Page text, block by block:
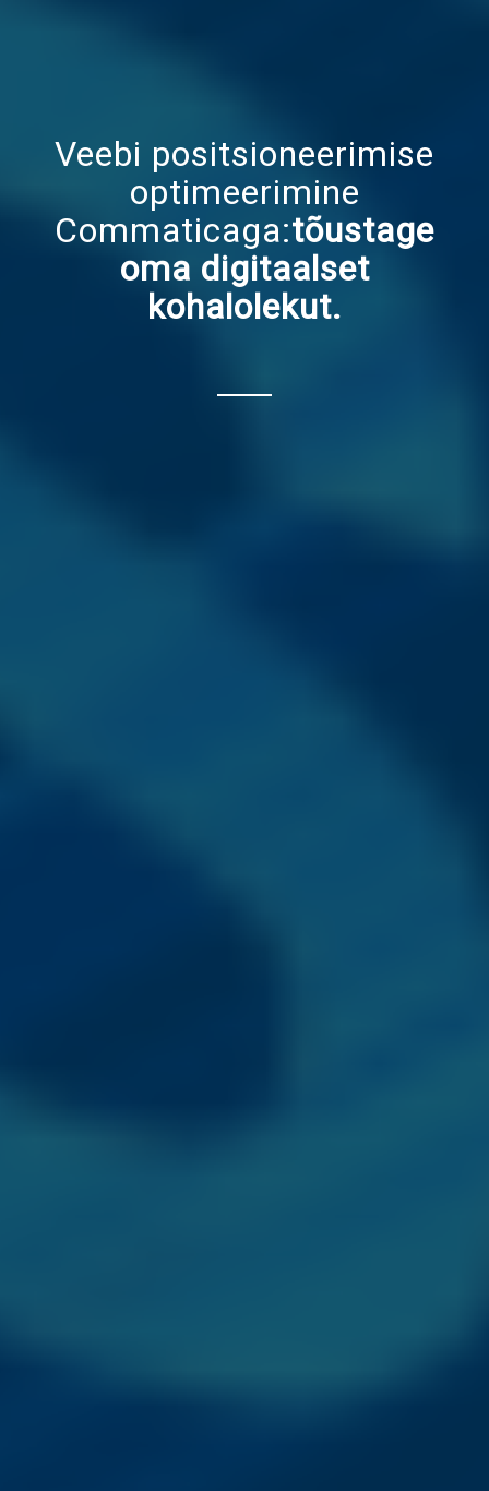
Veebi positsioneerimise
optimeerimine
Commaticaga:tõustage
oma digitaalset
kohalolekut.